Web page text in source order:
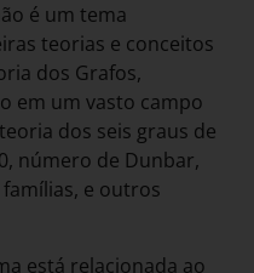
é um tema
teorias e conceitos
dos Grafos,
em um vasto campo
dos seis graus de
número de Dunbar,
e outros
está relacionada ao